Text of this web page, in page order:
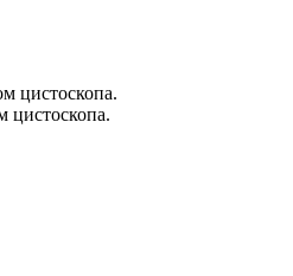
цистоскопа.
цистоскопа.